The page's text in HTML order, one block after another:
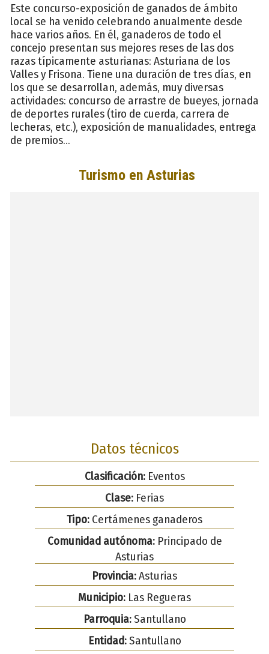
Este concurso-exposición de ganados de ámbito
local se ha venido celebrando anualmente desde
hace varios años. En él, ganaderos de todo el
concejo presentan sus mejores reses de las dos
razas típicamente asturianas: Asturiana de los
Valles y Frisona. Tiene una duración de tres días, en
los que se desarrollan, además, muy diversas
actividades: concurso de arrastre de bueyes, jornada
de deportes rurales (tiro de cuerda, carrera de
lecheras, etc.), exposición de manualidades, entrega
de premios...
Datos técnicos
Clasificación:Eventos
Clase: Ferias
Tipo: Certámenes ganaderos
Comunidad autónoma:Principado de
Asturias
Provincia:Asturias
Municipio: Las Regueras
Parroquia:Santullano
Entidad:Santullano